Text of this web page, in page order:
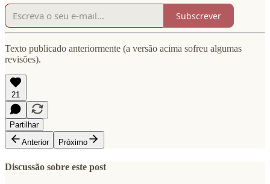
Subscrever
Texto publicado anteriormente (a versão acima sofreu algumas
revisões).
21
Partilhar
Anterior
Próximo
Discussão sobre este post